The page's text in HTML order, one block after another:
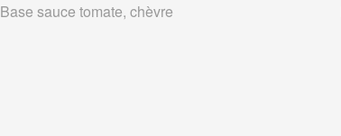
Base sauce tomate, chèvre